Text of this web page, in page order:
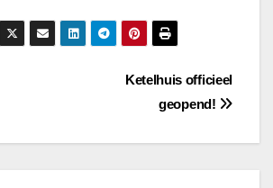
Ketelhuis officieel
geopend!